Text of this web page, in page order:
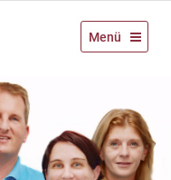
Menü